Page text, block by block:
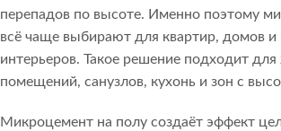
перепадов по высоте. Именно поэтому
всё чаще выбирают для квартир, домов и
интерьеров. Такое решение подходит
помещений, санузлов, кухонь и зон с
Микроцемент на полу создаёт эффект